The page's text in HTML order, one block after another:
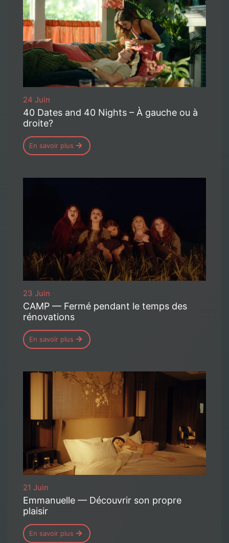
24 Juin
40 Dates and 40 Nights – À gauche ou à
droite?
En savoir plus
23 Juin
CAMP — Fermé pendant le temps des
rénovations
En savoir plus
21 Juin
Emmanuelle — Découvrir son propre
plaisir
En savoir plus